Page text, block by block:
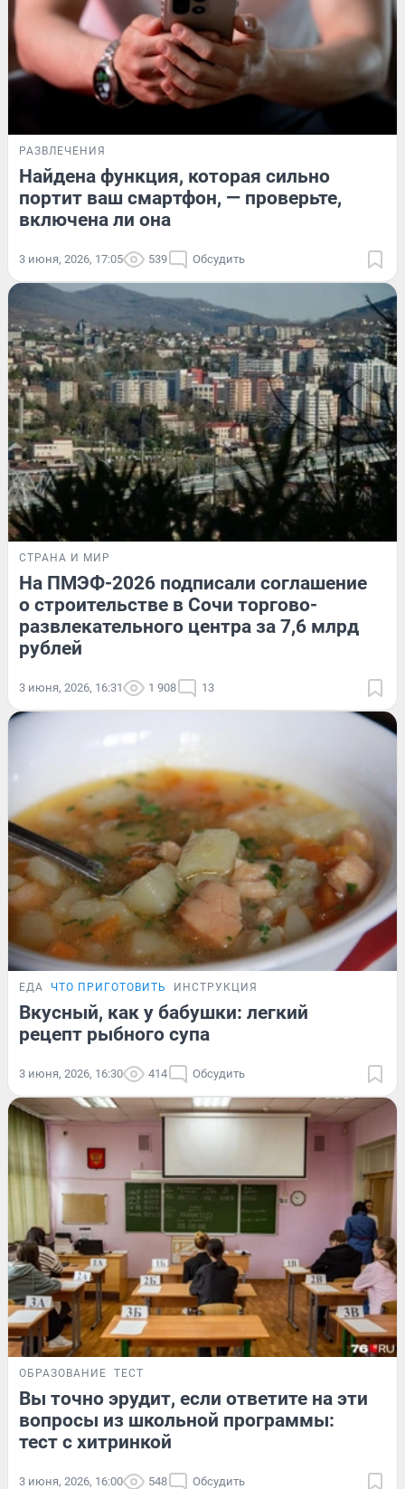
РАЗВЛЕЧЕНИЯ
Найдена функция, которая сильно
портит ваш смартфон, — проверьте,
включена ли она
3 июня, 2026, 17:05 539 Обсудить
СТРАНА И МИР
На ПМЭФ-2026 подписали соглашение
о строительстве в Сочи торгово-
развлекательного центра за 7,6 млрд
рублей
3 июня, 2026, 16:31 1 908 13
ЕДА ЧТО ПРИГОТОВИТЬ ИНСТРУКЦИЯ
Вкусный, как у бабушки: легкий
рецепт рыбного супа
3 июня, 2026, 16:30 414 Обсудить
ОБРАЗОВАНИЕ ТЕСТ
Вы точно эрудит, если ответите на эти
вопросы из школьной программы:
тест с хитринкой
3 июня, 2026, 16:00 548 Обсудить